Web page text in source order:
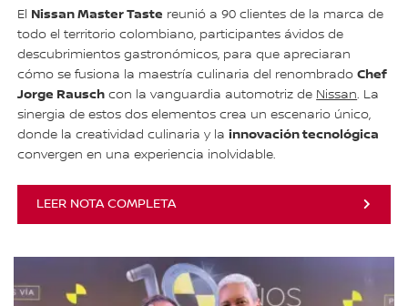
El Nissan Master Taste reunió a 90 clientes de la marca de
todo el territorio colombiano, participantes ávidos de
descubrimientos gastronómicos, para que apreciaran
cómo se fusiona la maestría culinaria del renombradoChef
Jorge Rausch con la vanguardia automotriz de Nissan. La
sinergia de estos dos elementos crea un escenario único,
donde la creatividad culinaria y lainnovación tecnológica
convergen en una experiencia inolvidable.
LEER NOTA COMPLETA